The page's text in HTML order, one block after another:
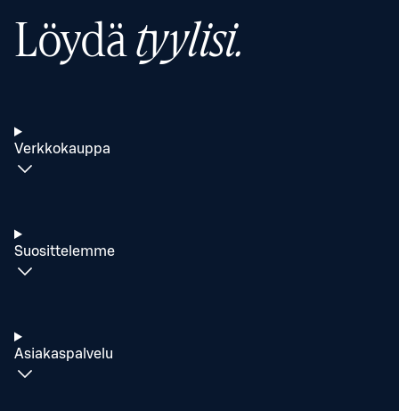
Löydätyylisi.
Verkkokauppa
Suosittelemme
Asiakaspalvelu